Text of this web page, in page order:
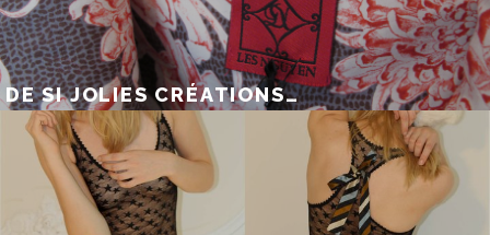
DE SI JOLIES CRÉATIONS…